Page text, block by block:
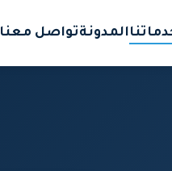
المدونةتواصل معنا